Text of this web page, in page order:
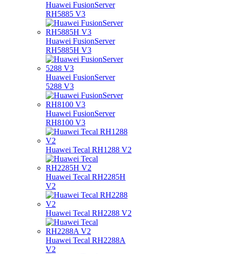
Huawei FusionServer
RH5885 V3
Huawei FusionServer
RH5885H V3
Huawei FusionServer
5288 V3
Huawei FusionServer
RH8100 V3
Huawei Tecal RH1288 V2
Huawei Tecal RH2285H
V2
Huawei Tecal RH2288 V2
Huawei Tecal RH2288A
V2